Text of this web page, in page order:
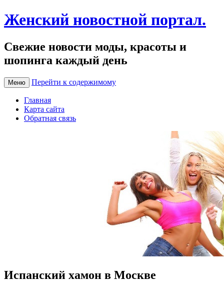
Женский новостной портал.
Свежие новости моды, красоты и
шопинга каждый день
Меню Перейти к содержимому
Главная
Карта сайта
Обратная связь
Испанский хамон в Москве